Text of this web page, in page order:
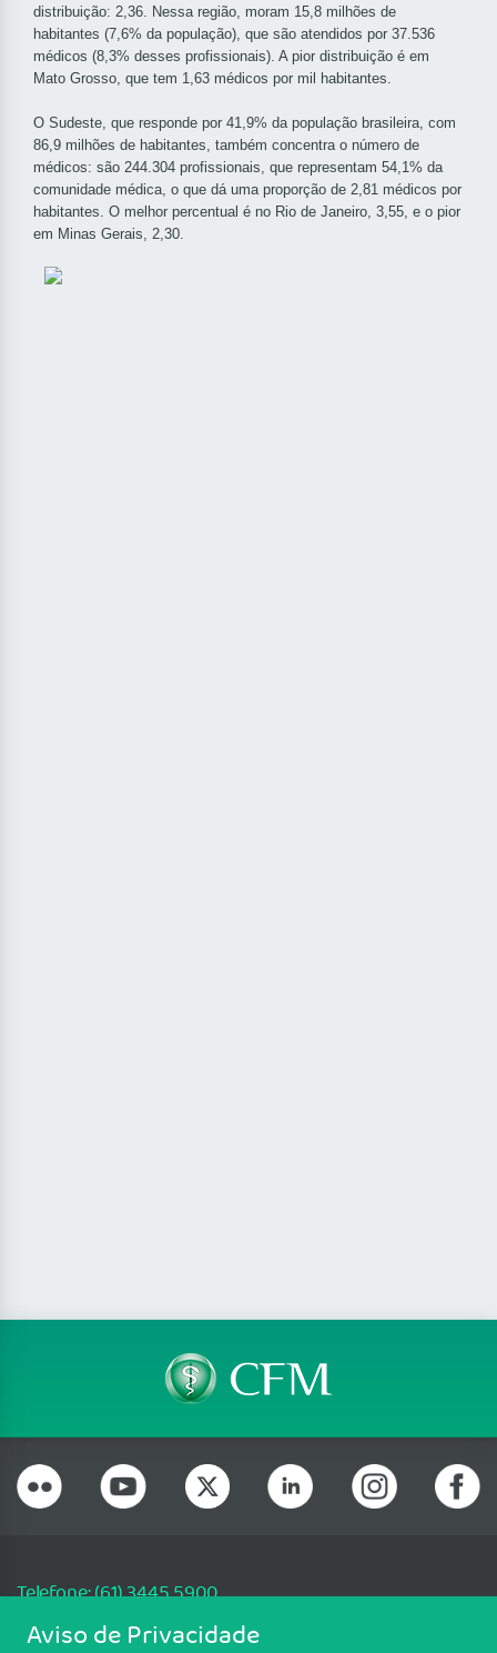
distribuição: 2,36. Nessa região, moram 15,8 milhões de
habitantes (7,6% da população), que são atendidos por 37.536
médicos (8,3% desses profissionais). A pior distribuição é em
Mato Grosso, que tem 1,63 médicos por mil habitantes.
O Sudeste, que responde por 41,9% da população brasileira, com
86,9 milhões de habitantes, também concentra o número de
médicos: são 244.304 profissionais, que representam 54,1% da
comunidade médica, o que dá uma proporção de 2,81 médicos por
habitantes. O melhor percentual é no Rio de Janeiro, 3,55, e o pior
em Minas Gerais, 2,30.
Telefone: (61) 3445 5900
Email: cfm@portalmedico.org.br
Aviso de Privacidade